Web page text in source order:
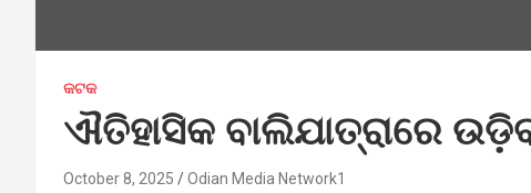
କଟକ
ଐତିହାସିକ ବାଲିଯାତ୍ରାରେ
October 8, 2025 Odian Media Network1